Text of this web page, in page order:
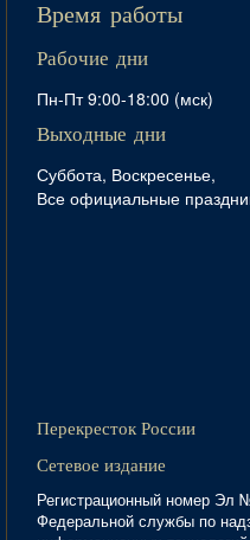
Время работы
Рабочие дни
Пн-Пт 9:00-18:00 (мск)
Выходные дни
Суббота, Воскресенье,
Все официальные
Перекресток России
Сетевое издание
Регистрационный номер Эл
Федеральной службы по